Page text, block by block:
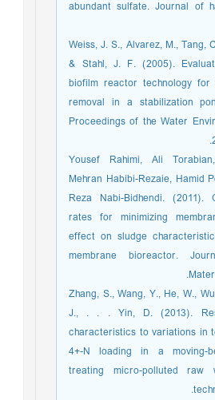
abundant sulfate. Journal of
Weiss, J. S., Alvarez, M., Tang,
& Stahl, J. F. (2005).
biofilm reactor technology
removal in a stabilization
Proceedings of the Water
Yousef Rahimi, Ali
Mehran Habibi-Rezaie, Hamid
Reza Nabi-Bidhendi. (2011).
rates for minimizing
effect on sludge
membrane bioreactor.
Zhang, S., Wang, Y., He, W.,
J., . . . Yin, D. (2013).
characteristics to variations in
4+-N loading in a moving-
treating micro-polluted raw